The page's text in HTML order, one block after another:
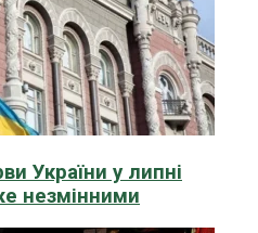
України у липні
незмінними